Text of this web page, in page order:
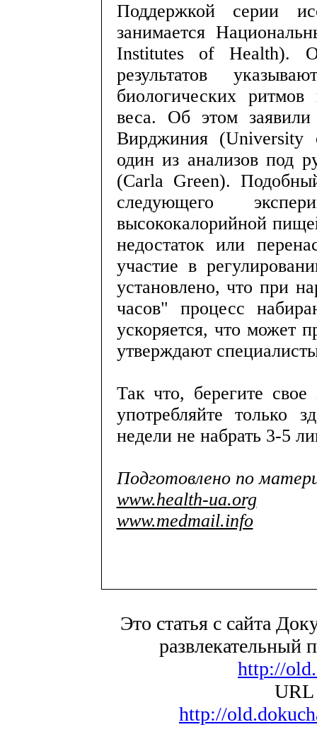
Поддержкой серии
занимается
Institutes of Health).
результатов
биологических
веса. Об этом
Вирджиния
один из анализов под
(Carla Green).
следующего
высококалорийной
недостаток или
участие в
установлено, что при
часов" процесс
ускоряется, что может
утверждают
Так что, берегите
употребляйте только
недели не набрать 3-5
Подготовлено по
www.health-ua.org
www.medmail.info
Это статья с сайта
развлекательный
http://
URL
http://